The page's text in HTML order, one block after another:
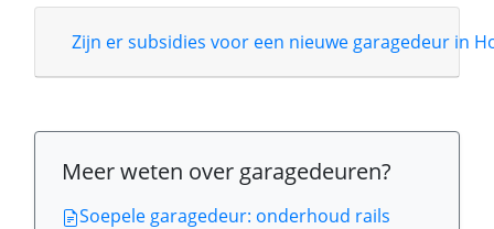
Zijn er subsidies voor een nieuwe garagedeur in
Meer weten over garagedeuren?
Soepele garagedeur: onderhoud rails